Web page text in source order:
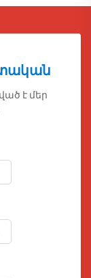
է մեր